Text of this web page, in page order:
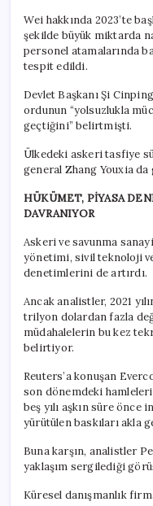
Wei hakkında 2023’te
şekilde büyük miktarda
personel atamalarında
tespit edildi.
Devlet Başkanı Şi
ordunun “yolsuzlukla
geçtiğini” belirtmişti.
Ülkedeki askeri tasfiye
general Zhang Youxia da
HÜKÜMET, PİYASA
DAVRANIYOR
Askeri ve savunma
yönetimi, sivil teknoloji
denetimlerini de artırdı.
Ancak analistler, 2021
trilyon dolardan fazla
müdahalelerin bu kez
belirtiyor.
Reuters’a konuşan
son dönemdeki
beş yılı aşkın süre
yürütülen baskıları akla
Buna karşın, analistler
yaklaşım sergilediği
Küresel danışmanlık